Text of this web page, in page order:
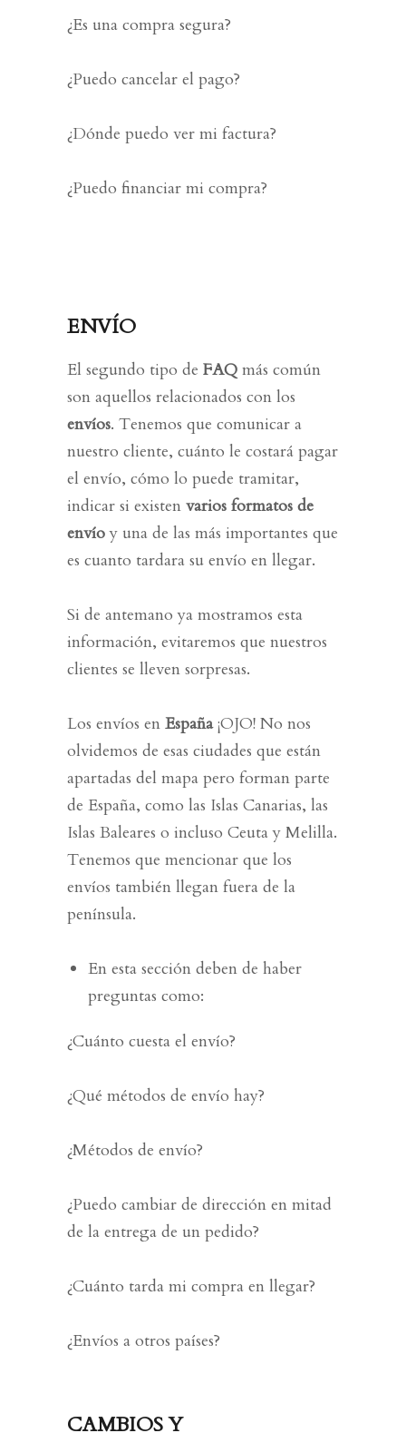
¿Es una compra segura?
¿Puedo cancelar el pago?
¿Dónde puedo ver mi factura?
¿Puedo financiar mi compra?
ENVÍO
El segundo tipo de FAQ más común
son aquellos relacionados con los
envíos. Tenemos que comunicar a
nuestro cliente, cuánto le costará pagar
el envío, cómo lo puede tramitar,
indicar si existen varios formatos de
envíoy una de las más importantes que
es cuanto tardara su envío en llegar.
Si de antemano ya mostramos esta
información, evitaremos que nuestros
clientes se lleven sorpresas.
Los envíos en España¡OJO! No nos
olvidemos de esas ciudades que están
apartadas del mapa pero forman parte
de España, como las Islas Canarias, las
Islas Baleares o incluso Ceuta y Melilla.
Tenemos que mencionar que los
envíos también llegan fuera de la
península.
En esta sección deben de haber
preguntas como:
¿Cuánto cuesta el envío?
¿Qué métodos de envío hay?
¿Métodos de envío?
¿Puedo cambiar de dirección en mitad
de la entrega de un pedido?
¿Cuánto tarda mi compra en llegar?
¿Envíos a otros países?
CAMBIOS Y